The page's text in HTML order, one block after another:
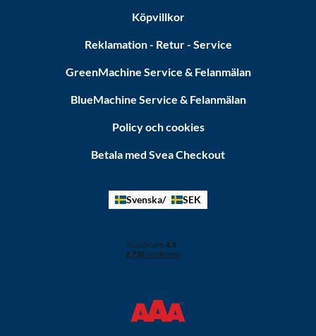
Köpvillkor
Reklamation - Retur - Service
GreenMachine Service & Felanmälan
BlueMachine Service & Felanmälan
Policy och cookies
Betala med Svea Checkout
Svenska SEK